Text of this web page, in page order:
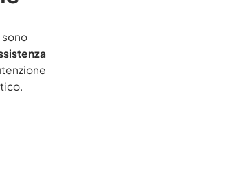
sono